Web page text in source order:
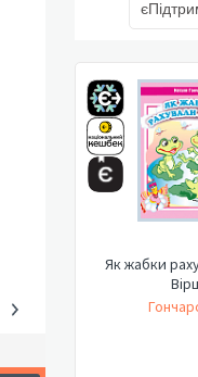
Як жабки